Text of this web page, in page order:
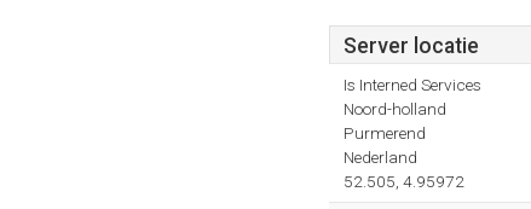
Server locatie
Is Interned Services
Noord-holland
Purmerend
Nederland
52.505, 4.95972